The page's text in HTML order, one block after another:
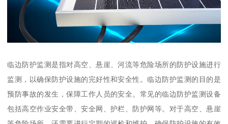
临边防护监测是指对高空、悬崖、河流等危险场所的防护设施进行
监测，以确保防护设施的完好性和安全性。临边防护监测的目的是
预防事故的发生，保障工作人员的安全。常见的临边防护监测设备
包括高空作业安全带、安全网、护栏、防护网等。对于高空、悬崖